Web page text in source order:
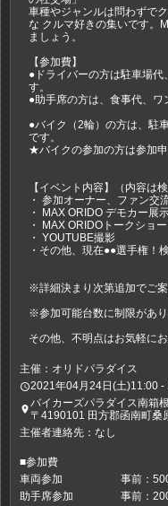
車種やジャンルは問わずで
な クルマ好きの集いです。
ましょう。
【参加費】
●ドライバーの方は駐車場
す。
●助手席の方は、食事代、ワ
●バイク（2輪）の方は、駐
です。
★バイクの参加の方は参加
【イベント内容】（内容は
・ 参加オーナー、ファン交
・ MAX ORIDO デモカー展
・ MAX ORIDOトークショー
・ YOUTUBE撮影
・その他、現在●●選手権！検
※詳細決まり次第追加でご案
※参加可能台数に制限があり
その他、不明点はお気軽に
主催：オリドパラダイス
access_time2021年04月24日(土)11:00 -
placeバイカーズパラダイス南箱根
〒4190101 田方郡函南町桑
主催者連絡先：なし
■参加費
車両参加
事前：
助手席参加
事前：